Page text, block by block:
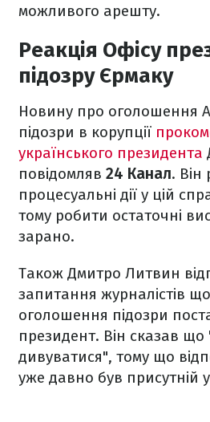
можливого арешту.
Реакція Офісу
підозру Єрмаку
Новину про оголошення
підозри в корупції
українського президента
повідомляв 24 Канал. Він
процесуальні дії у цій
тому робити остаточні
зарано.
Також Дмитро Литвин
запитання журналістів
оголошення підозри
президент. Він сказав
дивуватися", тому що
уже давно був присутній